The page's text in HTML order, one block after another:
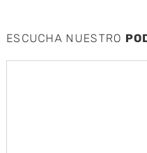
ESCUCHA NUESTRO